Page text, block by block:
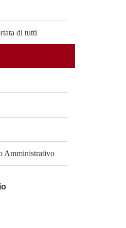
di tutti
Amministrativo